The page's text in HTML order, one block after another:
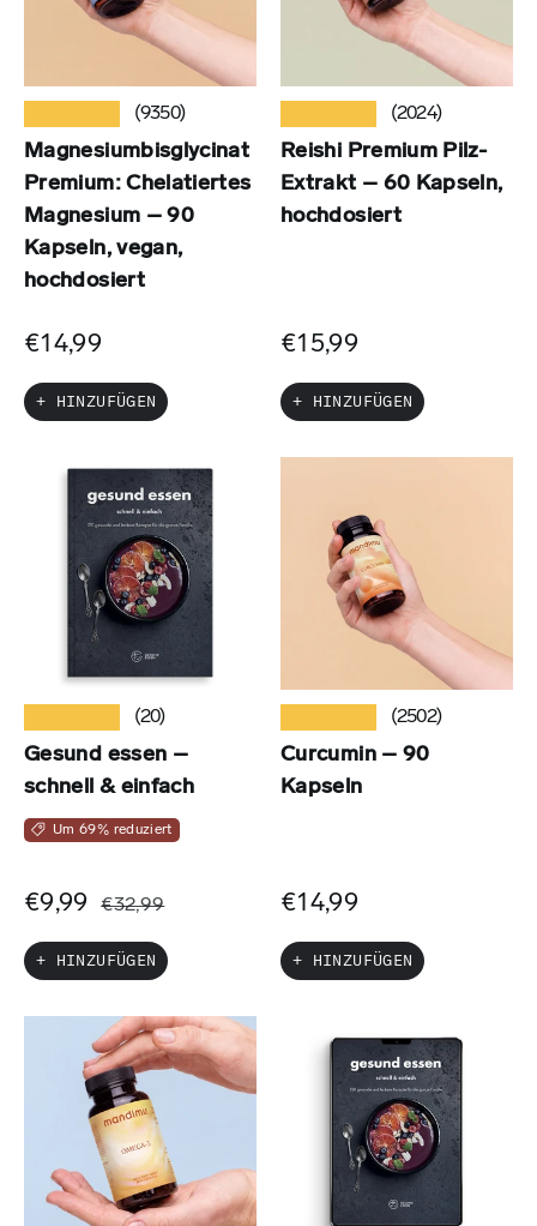
(9350)
Magnesiumbisglycinat
Premium: Chelatiertes
Magnesium – 90
Kapseln, vegan,
hochdosiert
€14,99
+ HINZUFÜGEN
(2024)
Reishi Premium Pilz-
Extrakt – 60 Kapseln,
hochdosiert
€15,99
+ HINZUFÜGEN
(20)
Gesund essen –
schnell & einfach
Um 69% reduziert
€9,99 €32,99
+ HINZUFÜGEN
(2502)
Curcumin – 90
Kapseln
€14,99
+ HINZUFÜGEN